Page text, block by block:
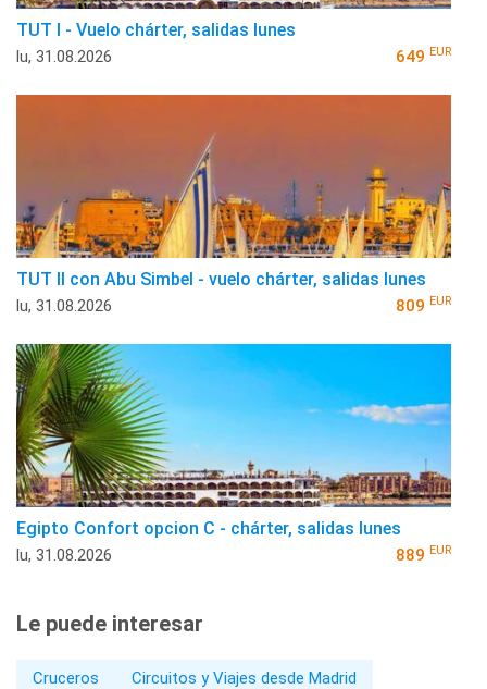
TUT I - Vuelo chárter, salidas lunes
lu, 31.08.2026 649 EUR
TUT II con Abu Simbel - vuelo chárter, salidas lunes
lu, 31.08.2026 809 EUR
Egipto Confort opcion C - chárter, salidas lunes
lu, 31.08.2026 889 EUR
Le puede interesar
Cruceros
Circuitos y Viajes desde Madrid